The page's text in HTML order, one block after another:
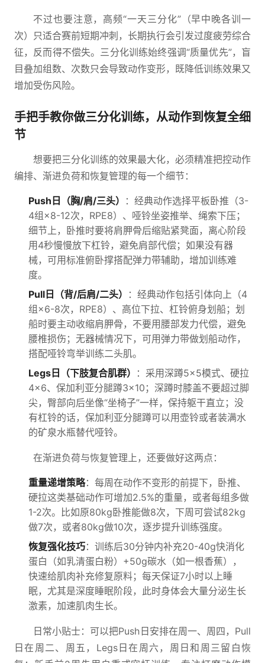
不过也要注意，高频“一天三分化”（早中晚各训一
次）只适合赛前短期冲刺，长期执行会引发过度疲劳综合
征，反而得不偿失。三分化训练始终强调“质量优先”，盲
目叠加组数、次数只会导致动作变形，既降低训练效果又
增加受伤风险。
手把手教你做三分化训练，从动作到恢复全细
节
想要把三分化训练的效果最大化，必须精准把控动作
编排、渐进负荷和恢复管理的每一个细节：
Push日（胸/肩/三头）
：经典动作选择平板卧推（3-
4组×8-12次，RPE8）、哑铃坐姿推举、绳索下压；
细节上，卧推时要将肩胛骨后缩贴紧凳面，离心阶段
用4秒慢慢放下杠铃，避免肩部代偿；如果没有器
械，可用标准俯卧撑搭配弹力带辅助，增加训练难
度。
Pull日（背/后肩/二头）
：经典动作包括引体向上（4
组×6-8次，RPE8）、高位下拉、杠铃俯身划船；划
船时要主动收缩肩胛骨，不要用腰部发力代偿，避免
腰椎损伤；无器械情况下，可用弹力带做划船动作，
搭配哑铃弯举训练二头肌。
Legs日（下肢复合肌群）
：采用深蹲5×5模式、硬拉
4×6、保加利亚分腿蹲3×10；深蹲时膝盖不要超过脚
尖，臀部向后坐像“坐椅子”一样，保持躯干直立；没
有杠铃的话，保加利亚分腿蹲可以用壶铃或者装满水
的矿泉水瓶替代哑铃。
在渐进负荷与恢复管理上，还要做好这两点：
重量递增策略：每周在动作不变形的前提下，卧推、
硬拉这类基础动作可增加2.5%的重量，或者每组多做
1-2次。比如原80kg卧推能做8次，下周可尝试82kg
做7次，或者80kg做10次，逐步提升训练强度。
恢复强化技巧：训练后30分钟内补充20-40g快消化
蛋白（如乳清蛋白粉）+50g碳水（如一根香蕉），
快速给肌肉补充修复原料；每天保证7小时以上睡
眠，尤其是深度睡眠阶段，此时身体会大量分泌生长
激素，加速肌肉生长。
日常小贴士：可以把Push日安排在周一、周四，Pull
日在周二、周五，Legs日在周六，周日和周三留白恢